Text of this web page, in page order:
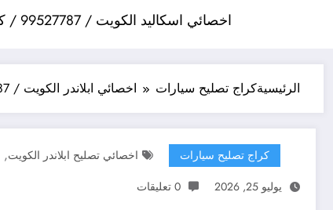
اخصائي اسكاليد الكويت / 99527787 / كراج تصليح سيارات اسكاليد
الرئيسيةكراج تصليح سيارات اخصائي ابلاندر الكويت / 99527787 / كراج تصليح سيارات ابلاندر
كراج تصليح سيارات اخصائي تصليح ابلاندر الكويت,
يوليو 25, 2026
0 تعليقات